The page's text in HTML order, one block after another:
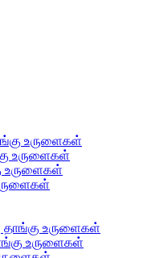
உருளைகள்
உருளைகள்
உருளைகள்
உருளைகள்
உருளைகள்